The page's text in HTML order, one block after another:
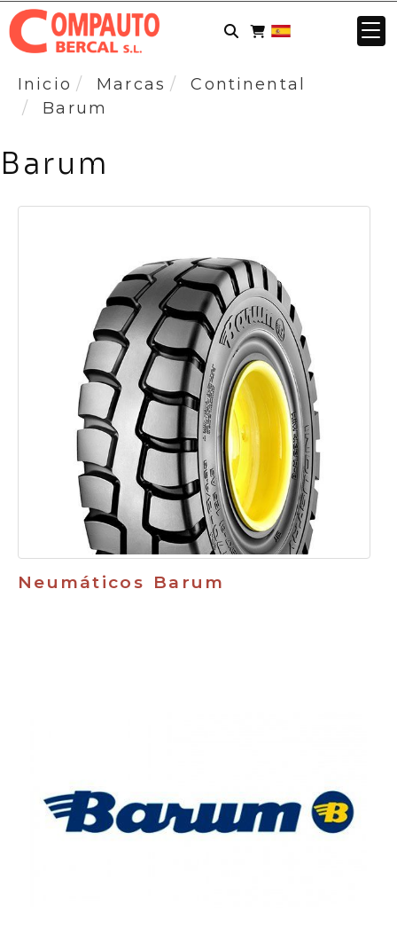
Inicio Marcas
Continental
Barum
Barum
Neumáticos Barum